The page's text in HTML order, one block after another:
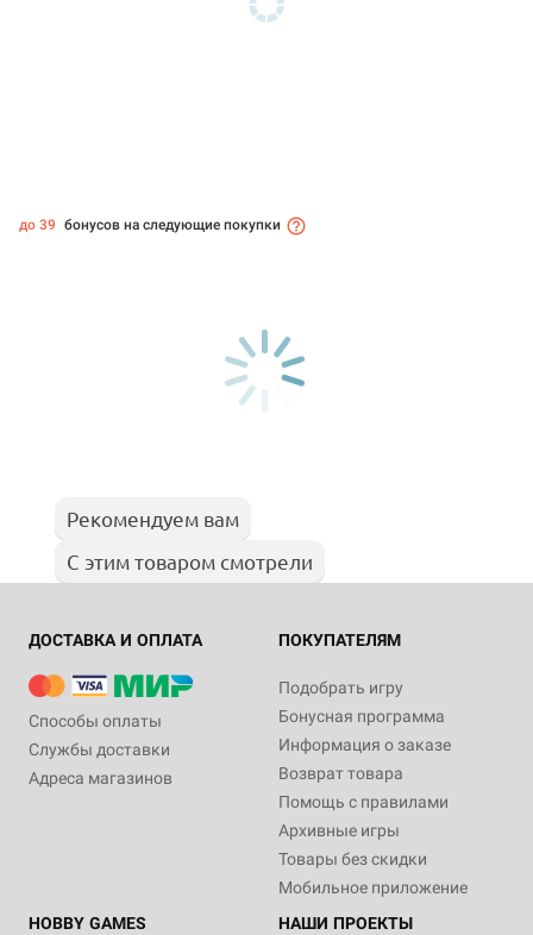
до 39 бонусов на следующие покупки
Рекомендуем вам
С этим товаром смотрели
ДОСТАВКА И ОПЛАТА
Способы оплаты
Службы доставки
Адреса магазинов
ПОКУПАТЕЛЯМ
Подобрать игру
Бонусная программа
Информация о заказе
Возврат товара
Помощь с правилами
Архивные игры
Товары без скидки
Мобильное приложение
HOBBY GAMES
НАШИ ПРОЕКТЫ